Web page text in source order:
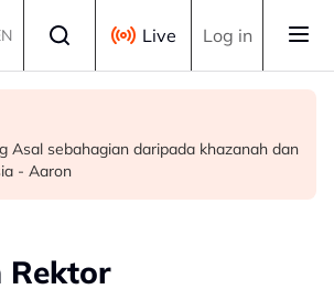
Live Log in
bina 1,000 Taman Rekreasi MADANI
3.0 Siri 4 dimaklumkan melalui SMS,
esok
Asal sebahagian daripada khazanah dan
- Aaron
Rektor